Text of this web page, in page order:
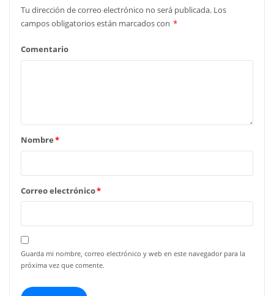
Tu dirección de correo electrónico no será publicada. Los
campos obligatorios están marcados con *
Comentario
Nombre*
Correo electrónico*
Guarda mi nombre, correo electrónico y web en este navegador para la
próxima vez que comente.